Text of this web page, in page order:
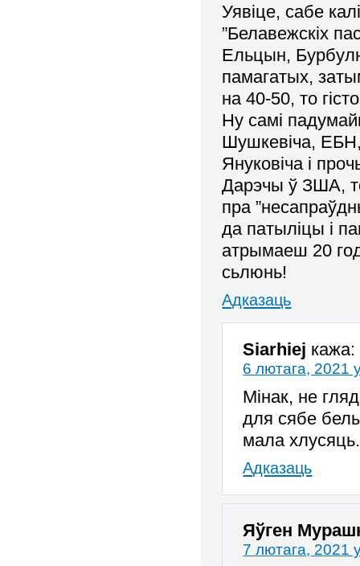
Уявіце, сабе
”Белавежскіх
Ельцын,
памагатых,
на 40-50, то
Ну самі
Шушкевіча,
Януковіча і
Дарэчы ў ЗША,
пра
да патыліцы і
атрымаеш 20
сьлюнь!
Адказаць
Siarhiej кажа:
6 лютага, 2021
Мінак, не
для сябе
мала
Адказаць
Яўген
7 лютага, 2021